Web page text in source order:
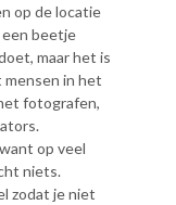
op de locatie
beetje
maar het is
mensen in het
fotografen,
op veel
niets.
zodat je niet